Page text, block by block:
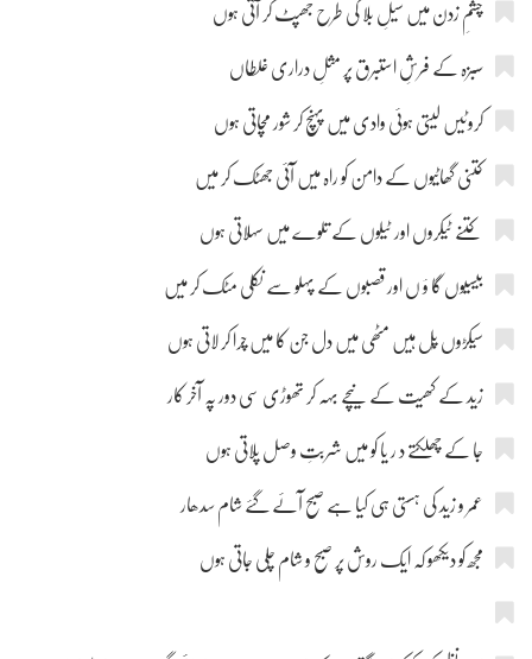
چشمِ زدن میں سیلِ بلا کی طرح جھپٹ کر آتی ہوں
سبزہ کے فرشِ استبرق پر مثلِ دراری غلطاں
کروٹیں لیتی ہوئی وادی میں پہنچ کر شور مچاتی ہوں
کتنی گھاٹیوں کے دامن کو راہ میں آئی جھٹک کر میں
کتنے ٹیکروں اور ٹیلوں کے تلوے میں سہلاتی ہوں
بیسیوں گا ؤ ں اور قصبوں کے پہلو سے نکلی مٹک کر میں
سیکڑوں پُل ہیں مٹھی میں دل جن کا میں چرا کر لاتی ہوں
زید کے کھیت کے نیچے بہہ کر تھوڑی سی دور پہ آخر کار
جا کے چھلکتے د ر یا کو میں شربتِ وصل پلاتی ہوں
عمر و زید کی ہستی ہی کیا ہے صبح آئے گئے شام سدھار
مجھ کو دیکھو کہ ایک روش پر صبح و شام چلی جاتی ہوں